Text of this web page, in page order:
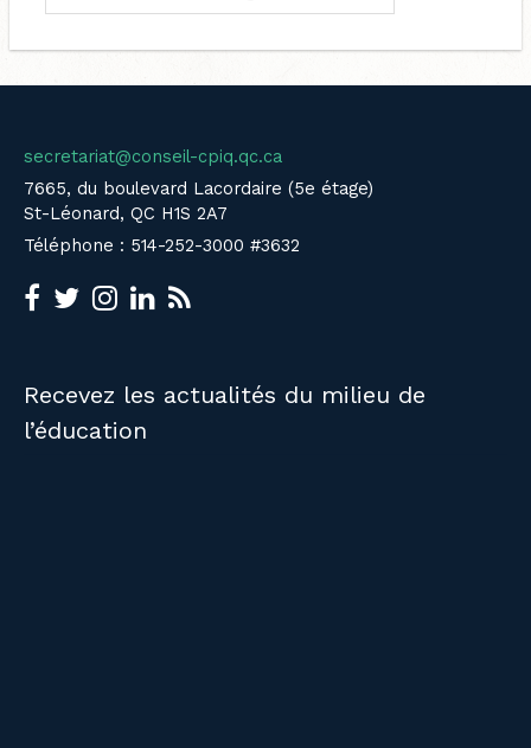
secretariat@conseil-cpiq.qc.ca
7665, du boulevard Lacordaire (5e étage)
St-Léonard, QC H1S 2A7
Téléphone : 514-252-3000 #3632
Recevez les actualités du milieu de
l’éducation